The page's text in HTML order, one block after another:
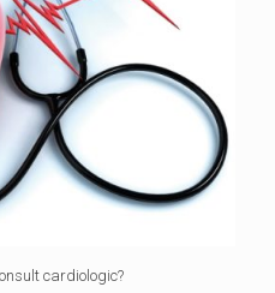
cardiologic?